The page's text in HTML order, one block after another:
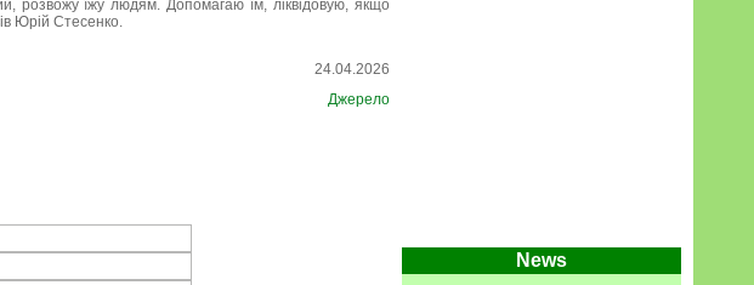
News
розвожу їжу людям. Допомагаю їм, ліквідовую, якщо
Юрій Стесенко.
24.04.2026
Джерело